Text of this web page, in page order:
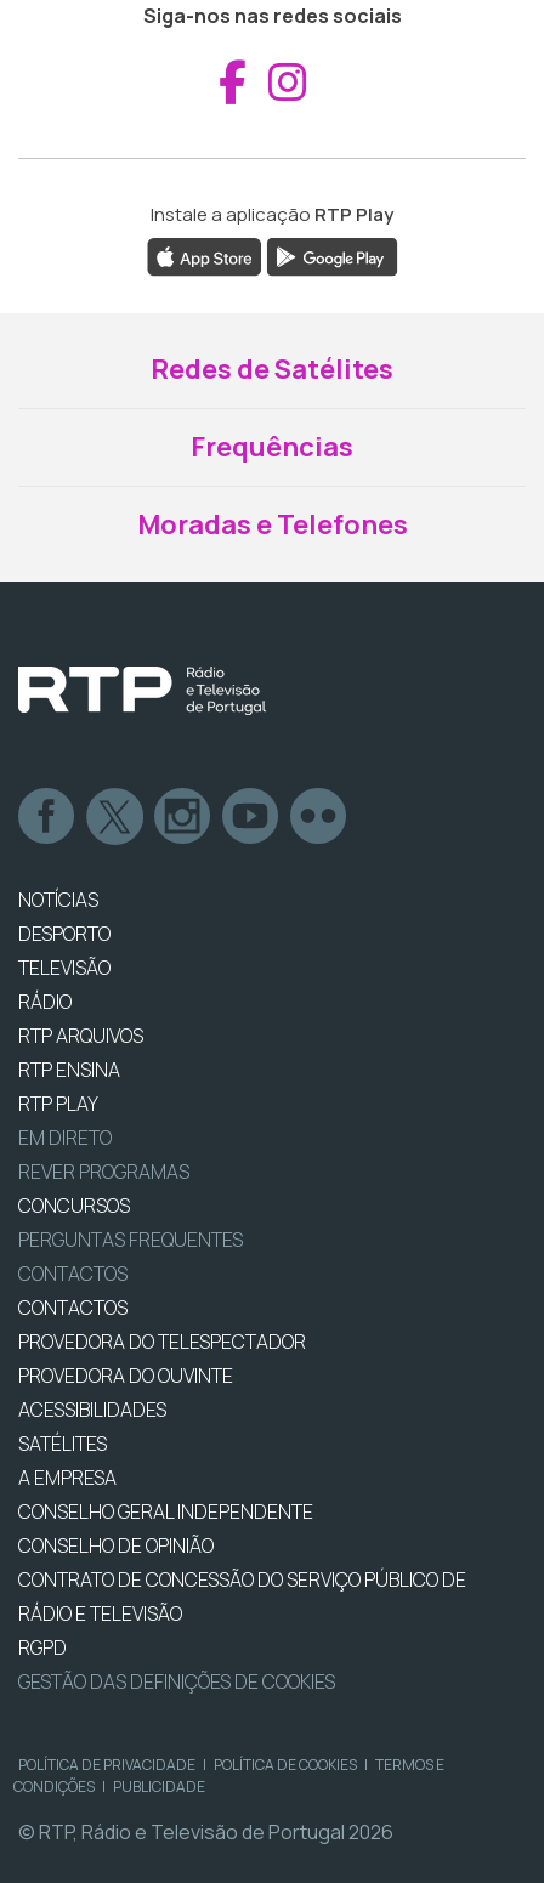
Siga-nos nas redes sociais
Aceder ao
Instale a aplicação RTP Play
Redes de Satélites
Frequências
Moradas e Telefones
NOTÍCIAS
DESPORTO
TELEVISÃO
RÁDIO
RTP ARQUIVOS
RTP ENSINA
RTP PLAY
EM DIRETO
REVER PROGRAMAS
CONCURSOS
PERGUNTAS FREQUENTES
CONTACTOS
CONTACTOS
PROVEDORA DO TELESPECTADOR
PROVEDORA DO OUVINTE
ACESSIBILIDADES
SATÉLITES
A EMPRESA
CONSELHO GERAL INDEPENDENTE
CONSELHO DE OPINIÃO
CONTRATO DE CONCESSÃO DO SERVIÇO PÚBLICO DE
RÁDIO E TELEVISÃO
RGPD
GESTÃO DAS DEFINIÇÕES DE COOKIES
POLÍTICA DE PRIVACIDADE | POLÍTICA DE COOKIES | TERMOS E
CONDIÇÕES | PUBLICIDADE
© RTP, Rádio e Televisão de Portugal 2026